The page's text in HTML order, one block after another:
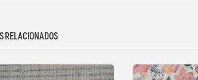
RELACIONADOS